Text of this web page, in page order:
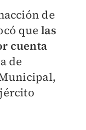
de
que las
cuenta
de